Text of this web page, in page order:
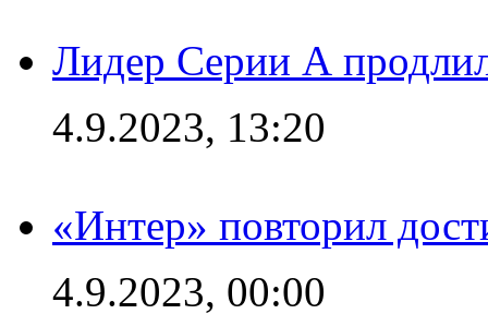
Лидер Серии А
4.9.2023, 13:20
«Интер» повторил
4.9.2023, 00:00